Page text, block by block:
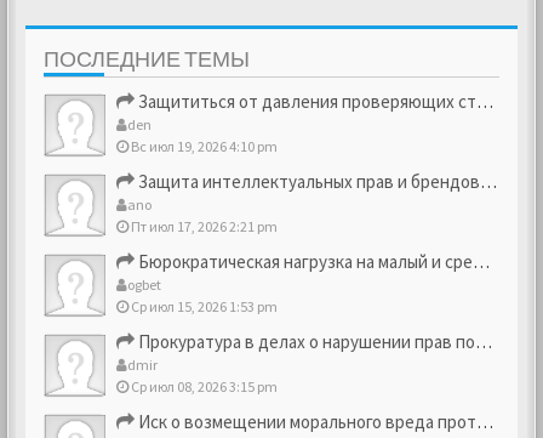
ПОСЛЕДНИЕ ТЕМЫ
Защититься от давления проверяющих структур
den
Вс июл 19, 2026 4:10 pm
Защита интеллектуальных прав и брендовых активов
ano
Пт июл 17, 2026 2:21 pm
Бюрократическая нагрузка на малый и средний бизнес
ogbet
Ср июл 15, 2026 1:53 pm
Прокуратура в делах о нарушении прав потребителей
dmir
Ср июл 08, 2026 3:15 pm
Иск о возмещении морального вреда против компании